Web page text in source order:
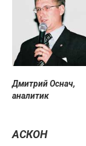
Дмитрий Оснач,
аналитик
АСКОН